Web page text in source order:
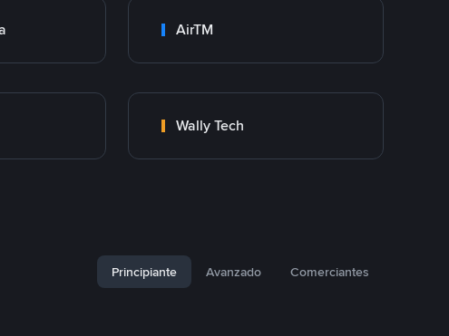
AirTM
Wally Tech
Principiante Avanzado Comerciantes